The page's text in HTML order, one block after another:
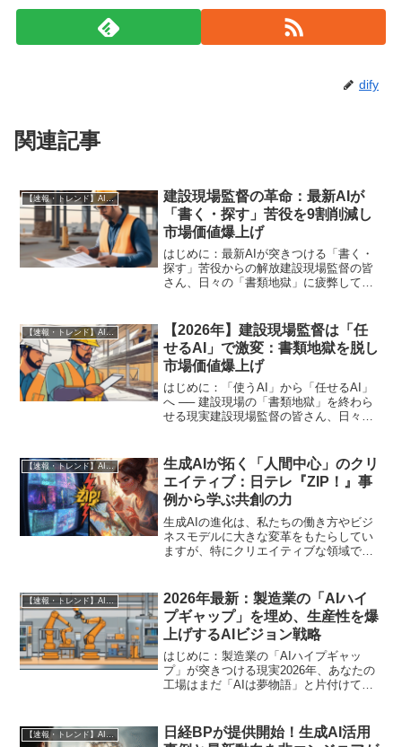
dify
関連記事
【速報・トレンド】AI仕事術と最新活用ニュース
建設現場監督の革命：最新AIが
「書く・探す」苦役を9割削減し
市場価値爆上げ
はじめに：最新AIが突きつける「書く・
探す」苦役からの解放建設現場監督の皆
さん、日々の「書類地獄」に疲弊してい
し…。現場の最前線で指揮を執るはず
が、いつの間にかPCの前...
【速報・トレンド】AI仕事術と最新活用ニュース
【2026年】建設現場監督は「任
せるAI」で激変：書類地獄を脱し
市場価値爆上げ
はじめに：「使うAI」から「任せるAI」
へ ── 建設現場の「書類地獄」を終わら
せる現実建設現場監督の皆さん、日々膨
品質向上、そして未来のプロジェクト構
想に時間を割けず...
【速報・トレンド】AI仕事術と最新活用ニュース
生成AIが拓く「人間中心」のクリ
エイティブ：日テレ『ZIP！』事
例から学ぶ共創の力
生成AIの進化は、私たちの働き方やビジ
ネスモデルに大きな変革をもたらしてい
ますが、特にクリエイティブな領域での
激し、新たな価値を生み出す「共創パー
トナー」としてのAIの...
2026年最新：製造業の「AIハイ
プギャップ」を埋め、生産性を爆
上げするAIビジョン戦略
はじめに：製造業の「AIハイプギャッ
プ」が突きつける現実2026年、あなたの
工場はまだ「AIは夢物語」と片付けてい
し、生産性を爆上げしていますか？ 最新
の調査が突きつ...
【速報・トレンド】AI仕事術と最新活用ニュース
日経BPが提供開始！生成AI活用